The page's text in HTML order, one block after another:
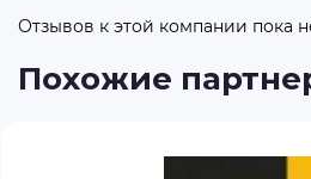
Отзывов к этой компании пока
Похожие